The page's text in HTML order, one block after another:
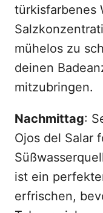
türkisfarbenes
mühelos zu
deinen
mitzubringen.
Nachmittag:
Ojos del Salar
ist ein
erfrischen,